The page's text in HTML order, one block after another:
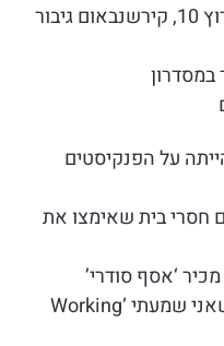
אני זוכר את הפגישה במגדלי ערוץ 10, קירשנבאום גיבור
על הפנקיסטים
חסרי בית שאימצו את
‘אסף סודרי’
השתמשתי במוזיקה הכי טובה שאני שמעתי ‘Working